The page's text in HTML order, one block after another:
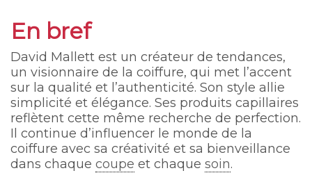
En bref
David Mallett est un créateur de tendances,
un visionnaire de la coiffure, qui met l’accent
sur la qualité et l’authenticité. Son style allie
simplicité et élégance. Ses produits capillaires
reflètent cette même recherche de perfection.
Il continue d’influencer le monde de la
coiffure avec sa créativité et sa bienveillance
dans chaque coupe et chaque soin.